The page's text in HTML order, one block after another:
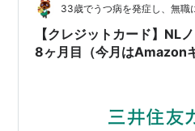
身の実体験や投資方針、考え
33歳でうつ病を発症し、無職
【クレジットカード】NL
8ヶ月目（今月はAmazon